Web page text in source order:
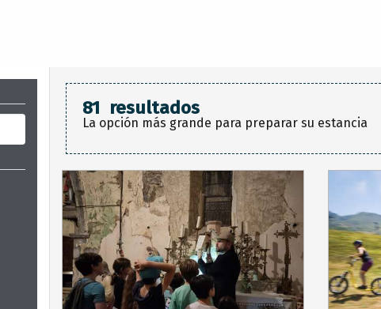
81 resultados
La opción más grande para preparar su estancia